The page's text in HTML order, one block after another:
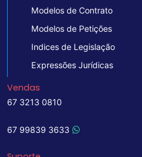
Modelos de Contrato
Modelos de Petições
Indices de Legislação
Expressões Jurídicas
Vendas
67 3213 0810
67 99839 3633